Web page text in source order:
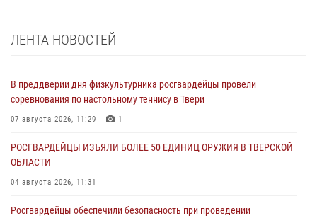
ЛЕНТА НОВОСТЕЙ
В преддверии дня физкультурника росгвардейцы провели
соревнования по настольному теннису в Твери
07 августа 2026, 11:29 1
РОСГВАРДЕЙЦЫ ИЗЪЯЛИ БОЛЕЕ 50 ЕДИНИЦ ОРУЖИЯ В ТВЕРСКОЙ
ОБЛАСТИ
04 августа 2026, 11:31
Росгвардейцы обеспечили безопасность при проведении